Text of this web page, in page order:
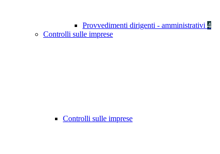
Provvedimenti dirigenti - amministrativi 4
Controlli sulle imprese
Controlli sulle imprese